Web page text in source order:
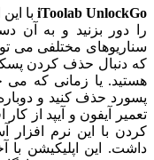
iToolab UnlockGo با
را دور بزنید و به آن
سناریوهای مختلفی می
هستید. یا زمانی که
پسورد حذف کنید و
کردن با این نرم افزار